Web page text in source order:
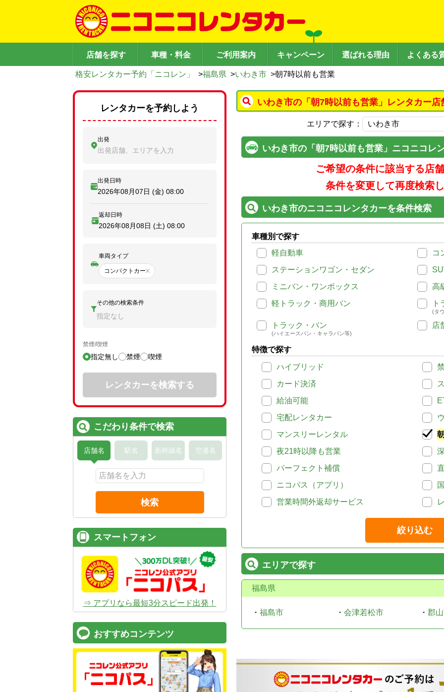
店舗を探す 車種・料金 ご利用案内 キャンペーン 選ばれる理由 よくある
格安レンタカー予約「ニコレン」 >福島県 >いわき市 >朝7時以前も営業
いわき市の「朝7時以前も営業」レンタカー店
エリアで探す：
いわき市の「朝7時以前も営業」ニコニコレ
ご希望の条件に該当する店
条件を変更して再度検索
いわき市のニコニコレンタカーを条件検索
車種別で探す
軽自動車
コ
ステーションワゴン・セダン
ミニバン・ワンボックス
高
軽トラック・商用バン
ト
(タ
トラック・バン
(ハイエースバン・キャラバン等)
店
特徴で探す
ハイブリッド
カード決済
給油可能
宅配レンタカー
マンスリーレンタル
夜21時以降も営業
パーフェクト補償
ニコパス（アプリ）
営業時間外返却サービス
絞り込む
エリアで探す
福島県
・ 福島市 ・ 会津若松市 ・ 郡
レンタカーを予約しよう
出発
出発店舗、エリアを入力
出発日時
2026年08月07日 (金) 08:00
返却日時
2026年08月08日 (土) 08:00
車両タイプ
コンパクトカー
その他の検索条件
指定なし
禁煙/喫煙
指定無し 禁煙 喫煙
レンタカーを検索する
こだわり条件で検索
店舗名 駅名 新幹線名 空港名
検索
スマートフォン
⇒ アプリなら最短3分スピード出発！
おすすめコンテンツ